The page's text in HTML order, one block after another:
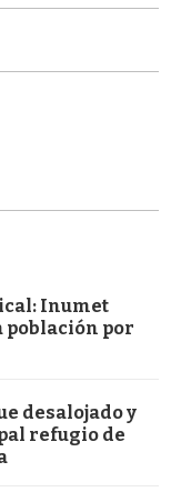
Inumet
población por
desalojado y
refugio de